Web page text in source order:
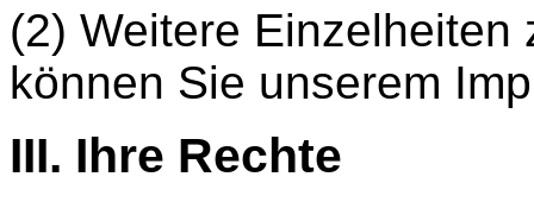
(2) Weitere
können Sie unserem
III. Ihre Rechte